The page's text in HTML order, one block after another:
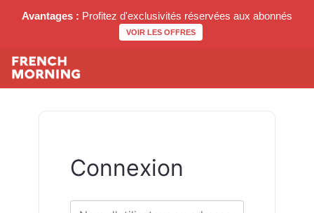
Avantages : Profitez d'exclusivités réservées aux abonnés
VOIR LES OFFRES
Connexion